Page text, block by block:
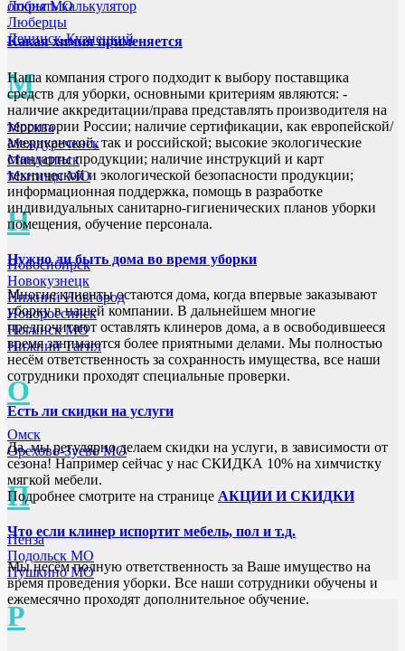
Лобня МО
Люберцы
Ленинск-Кузнецкий
М
Москва
Междуреченск
Минусинск
Мытищи МО
Н
Новосибирск
Новокузнецк
Нижний Новгород
Новороссийск
Ногинск МО
Нижний Тагил
О
Омск
Орехово-Зуево МО
П
Пенза
Подольск МО
Пушкино МО
Р
открыть калькулятор
Какая химия применяется
Наша компания строго подходит к выбору поставщика
средств для уборки, основными критериям являются: -
наличие аккредитации/права представлять производителя на
территории России; наличие сертификации, как европейской/
американской, так и российской; высокие экологические
стандарты продукции; наличие инструкций и карт
технической и экологической безопасности продукции;
информационная поддержка, помощь в разработке
индивидуальных санитарно-гигиенических планов уборки
помещения, обучение персонала.
Нужно ли быть дома во время уборки
Многие клиенты остаются дома, когда впервые заказывают
уборку в нашей компании. В дальнейшем многие
предпочитают оставлять клинеров дома, а в освободившееся
время занимаются более приятными делами. Мы полностью
несём ответственность за сохранность имущества, все наши
сотрудники проходят специальные проверки.
Есть ли скидки на услуги
Да, мы регулярно делаем скидки на услуги, в зависимости от
сезона! Например сейчас у нас СКИДКА 10% на химчистку
мягкой мебели.
Подробнее смотрите на странице АКЦИИ И СКИДКИ
Что если клинер испортит мебель, пол и т.д.
Мы несём полную ответственность за Ваше имущество на
время проведения уборки. Все наши сотрудники обучены и
ежемесячно проходят дополнительное обучение.